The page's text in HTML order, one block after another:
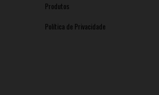
Produtos
Política de Privacidade